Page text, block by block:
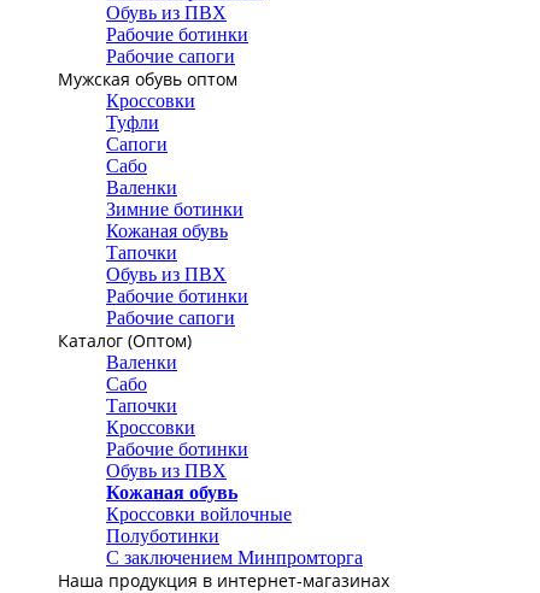
Обувь из ПВХ
Рабочие ботинки
Рабочие сапоги
Мужская обувь оптом
Кроссовки
Туфли
Сапоги
Сабо
Валенки
Зимние ботинки
Кожаная обувь
Тапочки
Обувь из ПВХ
Рабочие ботинки
Рабочие сапоги
Каталог (Оптом)
Валенки
Сабо
Тапочки
Кроссовки
Рабочие ботинки
Обувь из ПВХ
Кожаная обувь
Кроссовки войлочные
Полуботинки
С заключением Минпромторга
Наша продукция в интернет-магазинах